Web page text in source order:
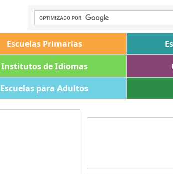
Escuelas Primarias
Institutos de Idiomas
Escuelas para Adultos